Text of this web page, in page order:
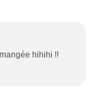
hihihi !!